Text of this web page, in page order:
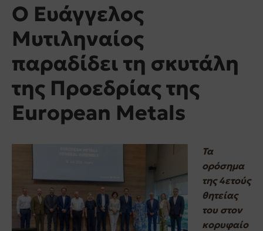
Ο Ευάγγελος
Μυτιληναίος
παραδίδει τη σκυτάλη
της Προεδρίας της
European Metals
Τα
ορόσημα
της 4ετούς
θητείας
του στον
κορυφαίο